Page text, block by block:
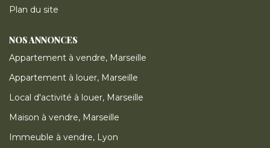
Plan du site
NOS ANNONCES
Appartement à vendre, Marseille
Appartement à louer, Marseille
Local d'activité à louer, Marseille
Maison à vendre, Marseille
Immeuble à vendre, Lyon